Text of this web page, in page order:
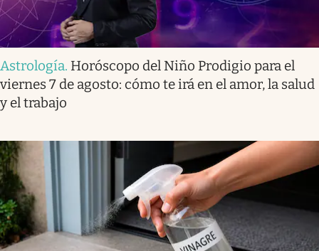
Astrología. Horóscopo del Niño Prodigio para el
viernes 7 de agosto: cómo te irá en el amor, la salud
y el trabajo